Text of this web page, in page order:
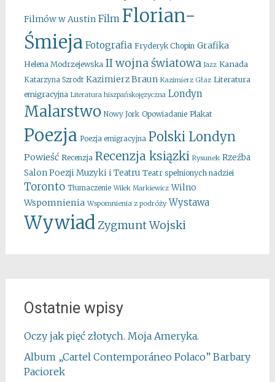
Filmów w Austin Film Florian-
Śmieja Fotografia Fryderyk Chopin Grafika
Helena Modrzejewska II wojna światowa Jazz Kanada
Katarzyna Szrodt Kazimierz Braun Kazimierz Głaz Literatura
emigracyjna Literatura hiszpańskojęzyczna Londyn
Malarstwo Nowy Jork Opowiadanie Plakat
Poezja Poezja emigracyjna Polski Londyn
Powieść Recenzja Recenzja ksiązki Rysunek Rzeźba
Salon Poezji Muzyki i Teatru Teatr spełnionych nadziei
Toronto Tłumaczenie Wilek Markiewicz Wilno
Wspomnienia Wspomnienia z podróży Wystawa
WywiadZygmunt Wojski
Ostatnie wpisy
Oczy jak pięć złotych. Moja Ameryka.
Album „Cartel Contemporáneo Polaco” Barbary
Paciorek